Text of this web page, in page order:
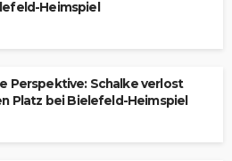
Heimspiel
Perspektive: Schalke verlost
Platz bei Bielefeld-Heimspiel